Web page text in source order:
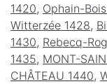
1420, Ophain-
Witterzée 1428,
1430, Rebecq-
1435, MONT-
CHÂTEAU 1440,